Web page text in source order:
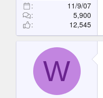
11/9/07
5,900
12,545
W